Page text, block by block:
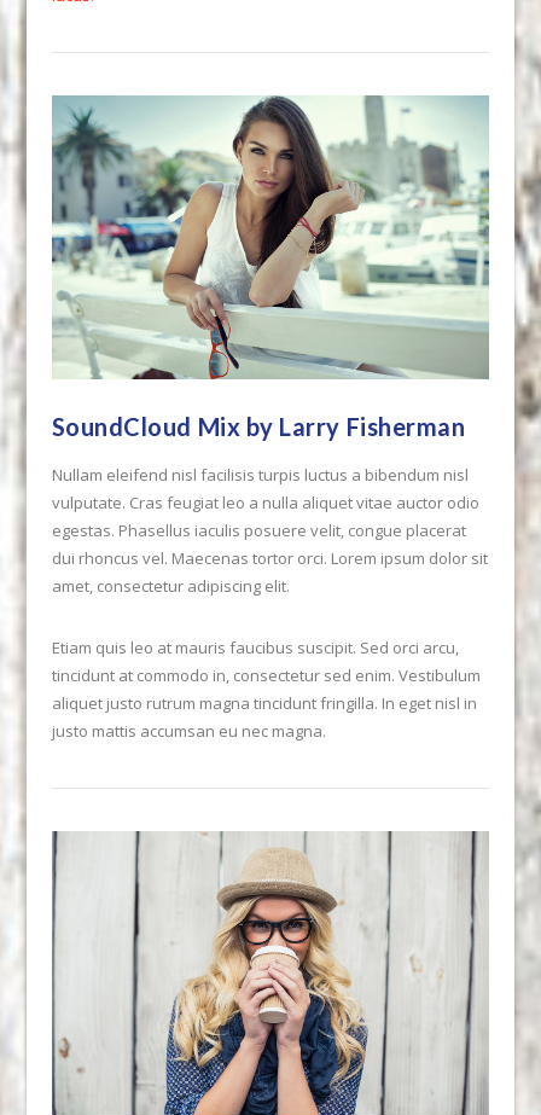
SoundCloud Mix by Larry Fisherman
Nullam eleifend nisl facilisis turpis luctus a bibendum nisl
vulputate. Cras feugiat leo a nulla aliquet vitae auctor odio
egestas. Phasellus iaculis posuere velit, congue placerat
dui rhoncus vel. Maecenas tortor orci. Lorem ipsum dolor sit
amet, consectetur adipiscing elit.
Etiam quis leo at mauris faucibus suscipit. Sed orci arcu,
tincidunt at commodo in, consectetur sed enim. Vestibulum
aliquet justo rutrum magna tincidunt fringilla. In eget nisl in
justo mattis accumsan eu nec magna.